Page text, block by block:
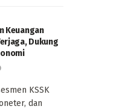
Keuangan
Dukung
KSSK
dan